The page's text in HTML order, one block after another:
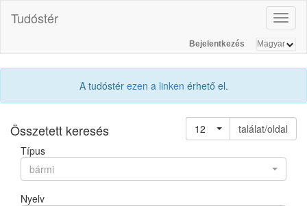
Tudóstér
Bejelentkezés
A tudóstér ezen a linken érhető el.
Összetett keresés 12
találat/oldal
Típus
bármi
Nyelv